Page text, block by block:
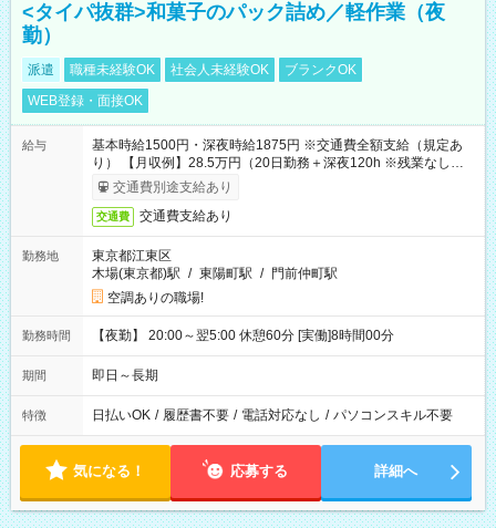
<タイパ抜群>和菓子のパック詰め／軽作業（夜
勤）
派遣 職種未経験OK 社会人未経験OK
ブランクOK
WEB登録・面接OK
給与
基本時給1500円・深夜時給1875円 ※交通費全額支給（規定あ
り） 【月収例】28.5万円（20日勤務＋深夜120h ※残業なしの場
合）交通費別途支給あり
交通費 交通費支給あり
勤務地
東京都江東区
木場(東京都)駅 / 東陽町駅 / 門前仲町駅
空調ありの職場!
勤務時間 【夜勤】 20:00～翌5:00 休憩60分 [実働]8時間00分
期間 即日～長期
特徴 日払いOK / 履歴書不要 / 電話対応なし / パソコンスキル不要
気になる！ 応募する 詳細へ